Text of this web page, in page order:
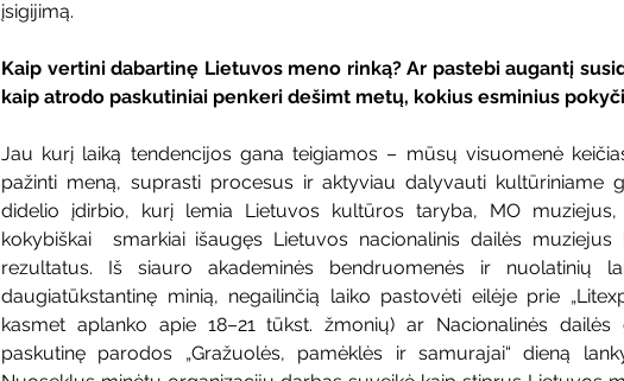
įsigijimą.
Kaip vertini dabartinę Lietuvos meno rinką? Ar pastebi augantį
kaip atrodo paskutiniai penkeri dešimt metų, kokius esminius
Jau kurį laiką tendencijos gana teigiamos – mūsų visuomenė
pažinti meną, suprasti procesus ir aktyviau dalyvauti kultūriniame
didelio įdirbio, kurį lemia Lietuvos kultūros taryba, MO
kokybiškai  smarkiai išaugęs Lietuvos nacionalinis dailės muziejus
rezultatus. Iš siauro akademinės bendruomenės ir nuolatinių
daugiatūkstantinę minią, negailinčią laiko pastovėti eilėje prie
kasmet aplanko apie 18–21 tūkst. žmonių) ar Nacionalinės dailės
paskutinę parodos „Gražuolės, pamėklės ir samurajai“ dieną